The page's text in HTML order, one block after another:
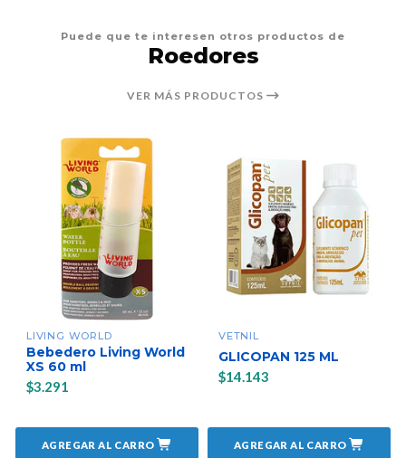
Puede que te interesen otros productos de
Roedores
VER MÁS PRODUCTOS
LIVING WORLD
Bebedero Living World
XS 60 ml
$3.291
AGREGAR AL CARRO
VETNIL
GLICOPAN 125 ML
$14.143
AGREGAR AL CARRO